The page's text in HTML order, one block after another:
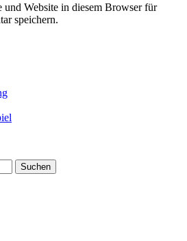
Website in diesem Browser für
speichern.